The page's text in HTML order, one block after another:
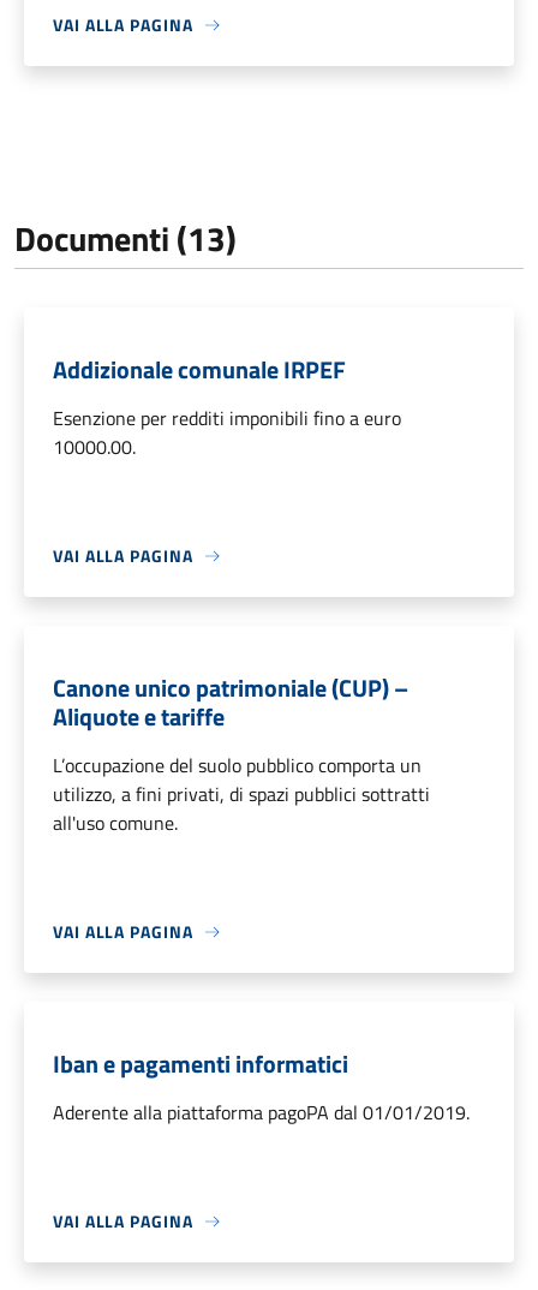
VAI ALLA PAGINA
Documenti (13)
Addizionale comunale IRPEF
Esenzione per redditi imponibili fino a euro
10000.00.
VAI ALLA PAGINA
Canone unico patrimoniale (CUP) –
Aliquote e tariffe
L’occupazione del suolo pubblico comporta un
utilizzo, a fini privati, di spazi pubblici sottratti
all'uso comune.
VAI ALLA PAGINA
Iban e pagamenti informatici
Aderente alla piattaforma pagoPA dal 01/01/2019.
VAI ALLA PAGINA